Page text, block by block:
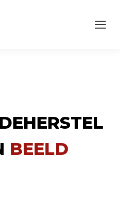
BEELD